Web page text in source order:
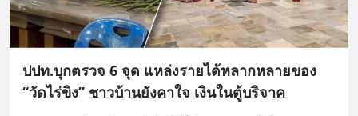
ปปท.บุกตรวจ 6 จุด แหล่งรายได้หลากหลายของ
“วัดไร่ขิง” ชาวบ้านยังคาใจ เงินในตู้บริจาค